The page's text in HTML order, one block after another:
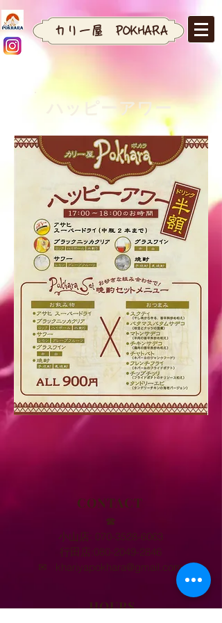
​カリー屋 POKHARA
ハッピーアワー
CONTACT
☎︎
小山店: 070-3528-6063
行田店: 080-2049-2846
✉︎ khariyapokhara@gmail.com
HOURS